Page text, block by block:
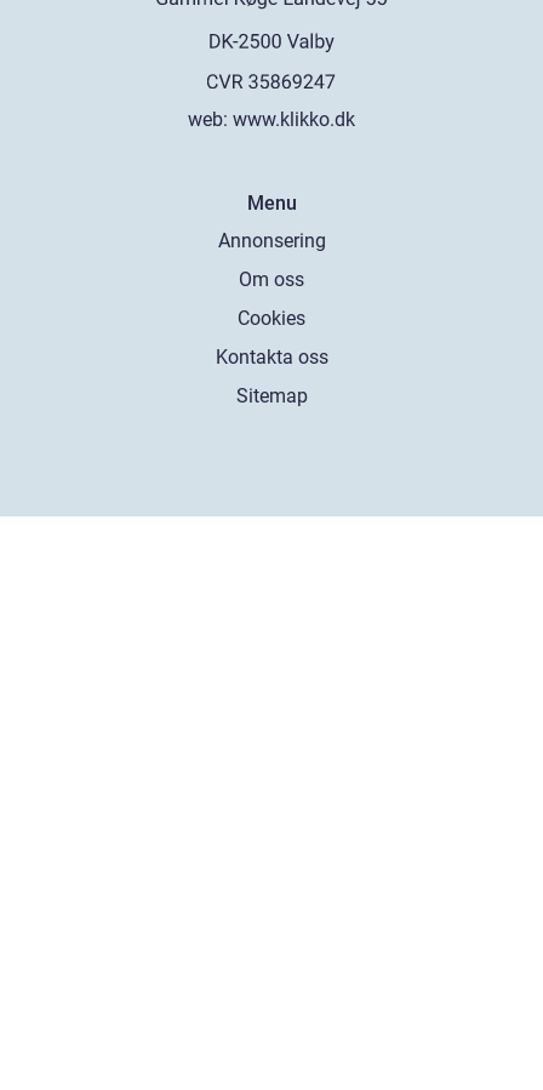
web: www.klikko.dk
Menu
Annonsering
Om oss
Cookies
Kontakta oss
Sitemap